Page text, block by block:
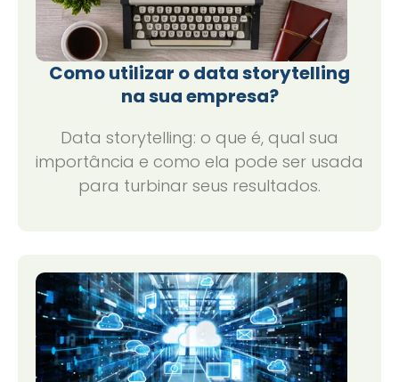
Como utilizar o data storytelling
na sua empresa?
Data storytelling: o que é, qual sua
importância e como ela pode ser usada
para turbinar seus resultados.